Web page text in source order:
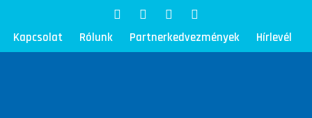
Kapcsolat Rólunk Partnerkedvezmények Hírlevél